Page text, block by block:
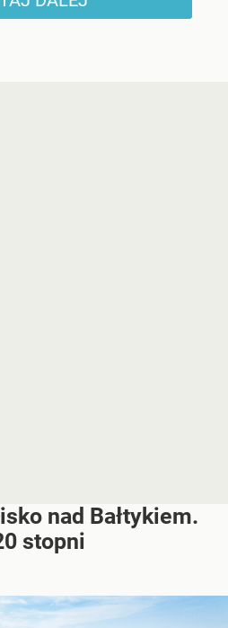
nad Bałtykiem.
stopni